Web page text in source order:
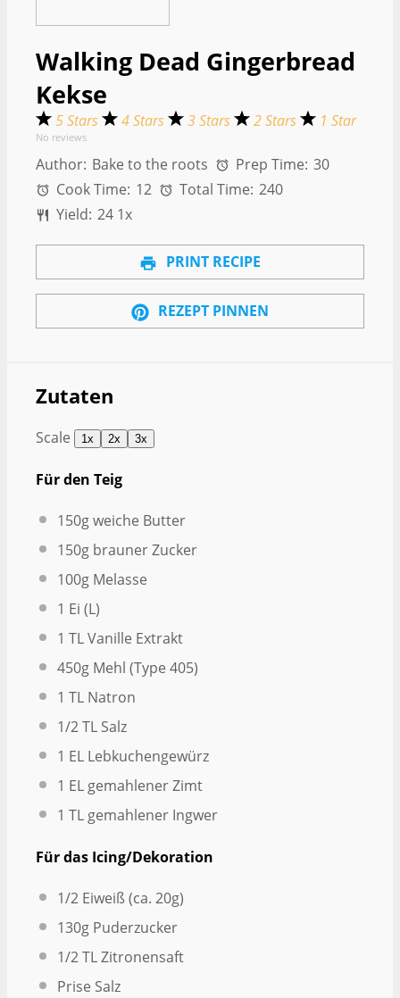
Walking Dead Gingerbread
Kekse
5 Stars 4 Stars 3 Stars 2 Stars 1 Star
No reviews
Author: Bake to the roots Prep Time: 30
Cook Time: 12 Total Time: 240
Yield: 24 1x
PRINT RECIPE
REZEPT PINNEN
Zutaten
Scale 1x 2x 3x
Für den Teig
150gweiche Butter
150g brauner Zucker
100g Melasse
1 Ei (L)
1 TL Vanille Extrakt
450g Mehl (Type 405)
1 TL Natron
1/2TL Salz
1 EL Lebkuchengewürz
1 EL gemahlener Zimt
1 TL gemahlener Ingwer
Für das Icing/Dekoration
1/2 Eiweiß (ca. 20g)
130g Puderzucker
1/2TL Zitronensaft
Prise Salz